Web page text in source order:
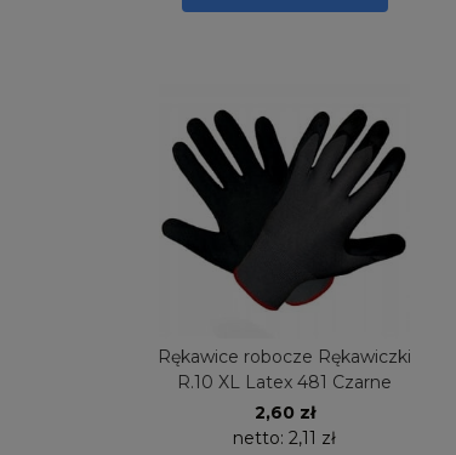
Rękawice robocze Rękawiczki
R.10 XL Latex 481 Czarne
2,60 zł
netto: 2,11 zł